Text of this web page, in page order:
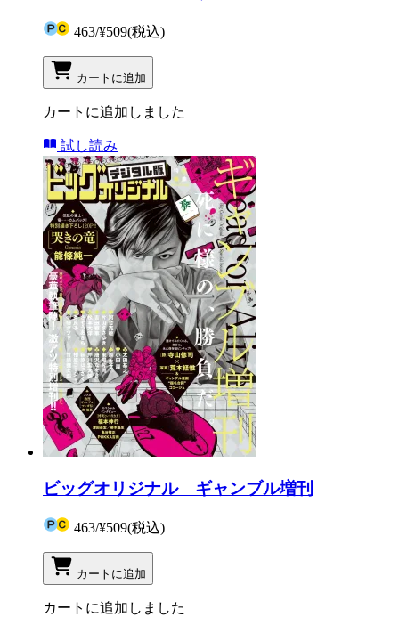
463/¥509(税込)
カートに追加
カートに追加しました
試し読み
ビッグオリジナル ギャンブル増刊
463/¥509(税込)
カートに追加
カートに追加しました